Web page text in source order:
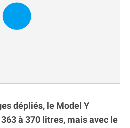
dépliés, le Model Y
à 370 litres, mais avec le